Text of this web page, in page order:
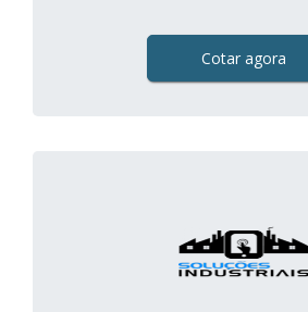
Cotar agora